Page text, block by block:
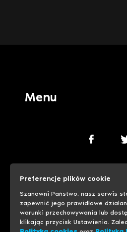
Menu
© 1999-2026 Progreso
Preferencje plików cookie
Szanowni Państwo, nasz serwis
zapewnić jego prawidłowe
warunki przechowywania lub
klikając przycisk Ustawienia.